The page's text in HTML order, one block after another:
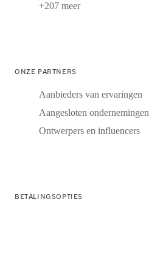
+207 meer
ONZE PARTNERS
Aanbieders van ervaringen
Aangesloten ondernemingen
Ontwerpers en influencers
BETALINGSOPTIES